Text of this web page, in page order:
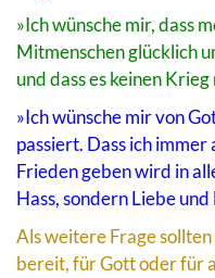
»Ich wünsche mir, dass
Mitmenschen glücklich
und dass es keinen
»Ich wünsche mir von
passiert. Dass ich immer
Frieden geben wird in
Hass, sondern Liebe und
Als weitere Frage
bereit, für Gott oder für